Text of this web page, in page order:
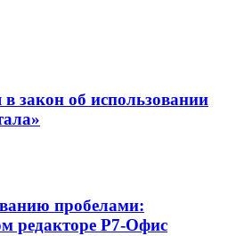
закон об использовании
пробелами:
редакторе Р7-Офис